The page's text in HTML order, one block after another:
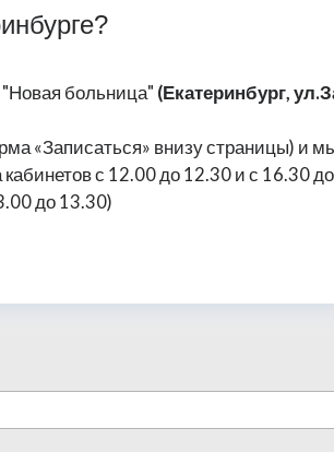
больница" (Екатеринбург,
«Записаться» внизу страницы) и
кабинетов с 12.00 до 12.30 и с 16.30
до 13.30)